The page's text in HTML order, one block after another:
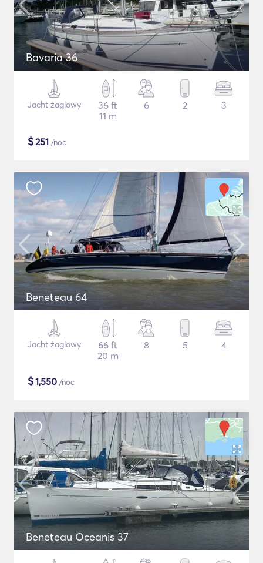
Bavaria 36
Jacht żaglowy
36 ft
11 m
6 2 3
$251 /noc
Beneteau 64
Jacht żaglowy
66 ft
20 m
8 5 4
$1,550 /noc
Beneteau Oceanis 37